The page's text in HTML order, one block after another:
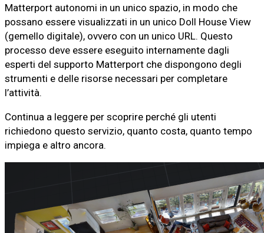
Matterport autonomi in un unico spazio, in modo che
possano essere visualizzati in un unico Doll House View
(gemello digitale), ovvero con un unico URL. Questo
processo deve essere eseguito internamente dagli
esperti del supporto Matterport che dispongono degli
strumenti e delle risorse necessari per completare
l’attività.
Continua a leggere per scoprire perché gli utenti
richiedono questo servizio, quanto costa, quanto tempo
impiega e altro ancora.